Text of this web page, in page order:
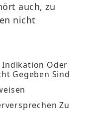
auch, zu
nicht
Indikation Oder
Gegeben Sind
Zu